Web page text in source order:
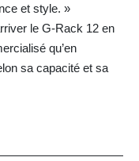
et style. »
le G-Rack 12 en
qu’en
sa capacité et sa